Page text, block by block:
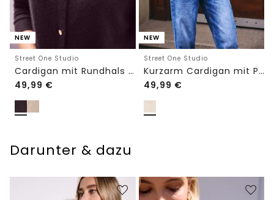
NEW
Street One Studio
Cardigan mit Rundhals und Knöpfen
49,99 €
NEW
Street One Studio
Kurzarm Cardigan mit Polokragen
49,99 €
Darunter & dazu